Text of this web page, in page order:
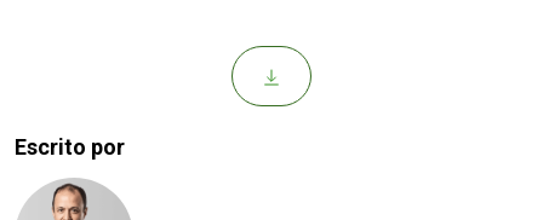
Escrito por